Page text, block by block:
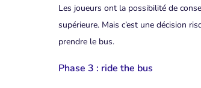
Les joueurs ont la possibilité de
supérieure. Mais c’est une décision
prendre le bus.
Phase 3 : ride the bus